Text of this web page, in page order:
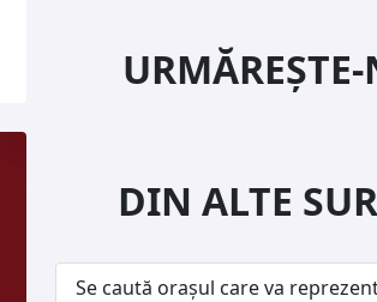
URMĂREȘTE-
DIN ALTE
Se caută orașul care va